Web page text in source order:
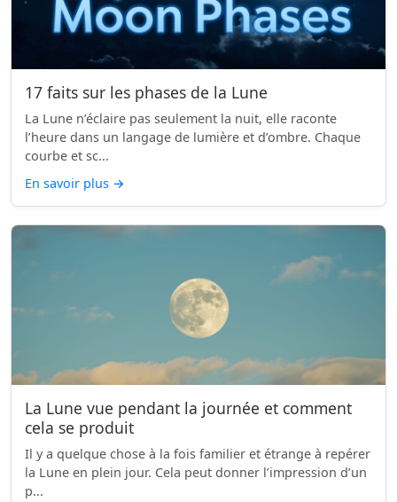
17 faits sur les phases de la Lune
La Lune n’éclaire pas seulement la nuit, elle raconte
l’heure dans un langage de lumière et d’ombre. Chaque
courbe et sc...
En savoir plus →
La Lune vue pendant la journée et comment
cela se produit
Il y a quelque chose à la fois familier et étrange à repérer
la Lune en plein jour. Cela peut donner l’impression d’un
p...